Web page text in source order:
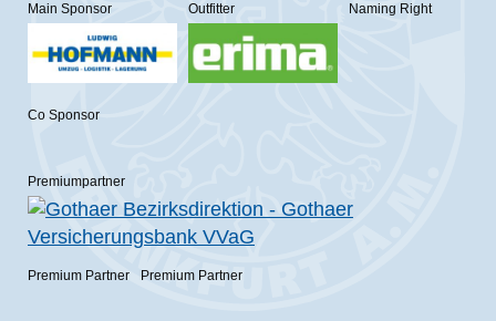
Main Sponsor Outfitter Naming Right
Co Sponsor
Premiumpartner
Premium Partner Premium Partner